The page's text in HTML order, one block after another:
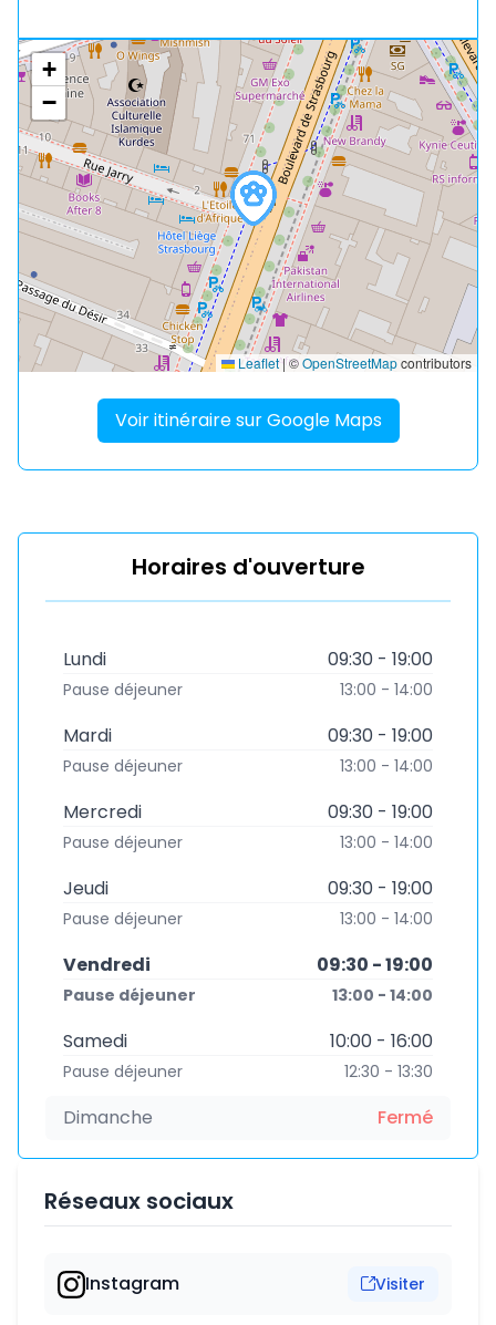
+
−
Leaflet|©OpenStreetMapcontributors
Voir itinéraire sur Google Maps
Horaires d'ouverture
Lundi 09:30 - 19:00
Pause déjeuner 13:00 - 14:00
Mardi 09:30 - 19:00
Pause déjeuner 13:00 - 14:00
Mercredi 09:30 - 19:00
Pause déjeuner 13:00 - 14:00
Jeudi 09:30 - 19:00
Pause déjeuner 13:00 - 14:00
Vendredi 09:30 - 19:00
Pause déjeuner 13:00 - 14:00
Samedi 10:00 - 16:00
Pause déjeuner 12:30 - 13:30
Dimanche Fermé
Réseaux sociaux
Instagram Visiter